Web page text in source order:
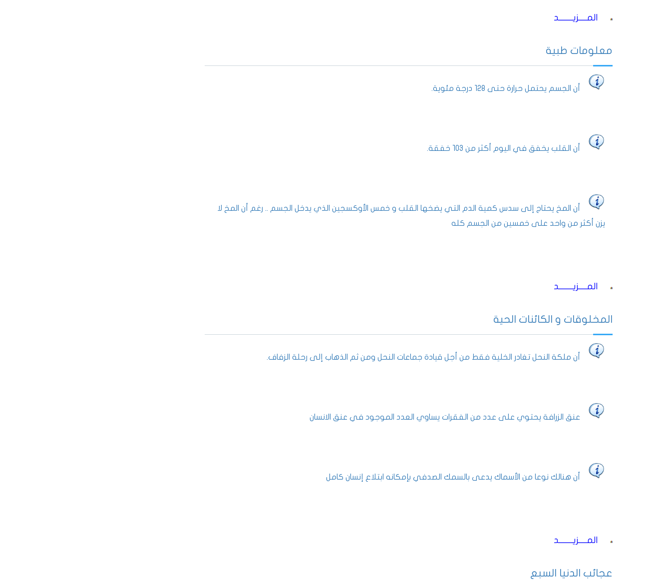
المــــزيـــــــد
معلومات طبية
أن الجسم يحتمل حرارة حتى 128 درجة مئوية.
أن القلب يخفق في اليوم أكثر من ١٠٣ خفقة.
أن المخ يحتاج إلى سدس كمية الدم التي يضخها القلب و خمس الأوكسجين الذي يدخل الجسم .. رغم أن المخ لا
يزن أكثر من واحد على خمسين من الجسم كله
المــــزيـــــــد
المخلوقات و الكائنات الحية
أن ملكة النحل تغادر الخلية فقط من أجل قيادة جماعات النحل ومن ثم الذهاب إلى رحلة الزفاف.
عنق الزرافة يحتوي على عدد من الفقرات يساوي العدد الموجود في عنق الانسان
أن هنالك نوعا من الأسماك يدعى بالسمك الصدفي بإمكانه ابتلاع إنسان كامل
المــــزيـــــــد
عجائب الدنيا السبع